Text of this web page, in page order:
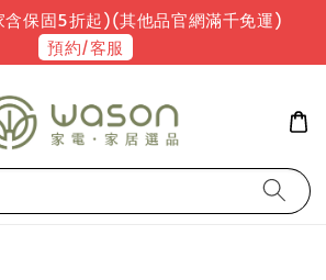
含保固5折起)(其他品官網滿千免運)
預約/客服